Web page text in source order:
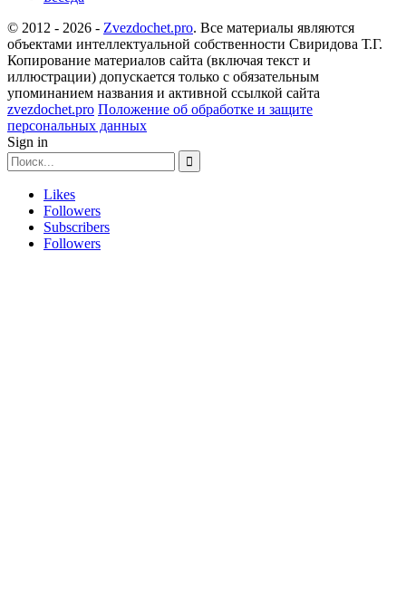
© 2012 - 2026 - Zvezdochet.pro. Все материалы являются
объектами интеллектуальной собственности Свиридова Т.Г.
Копирование материалов сайта (включая текст и
иллюстрации) допускается только с обязательным
упоминанием названия и активной ссылкой сайта
zvezdochet.pro Положение об обработке и защите
персональных данных
Sign in
Likes
Followers
Subscribers
Followers